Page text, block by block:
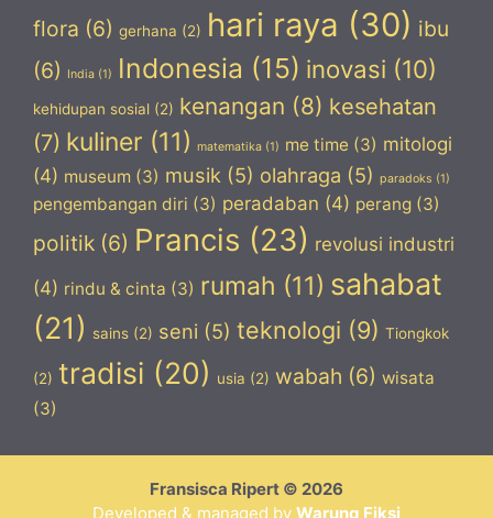
flora (6) gerhana (2) hari raya (30) ibu
(6)
India (1) Indonesia (15) inovasi (10)
kehidupan sosial (2) kenangan (8) kesehatan
(7) kuliner (11) matematika (1) me time (3) mitologi
(4) museum (3) musik (5) olahraga (5) paradoks (1)
pengembangan diri (3) peradaban (4) perang (3)
politik (6) Prancis (23) revolusi industri
(4) rindu & cinta (3) rumah (11) sahabat
(21) sains (2) seni (5) teknologi (9) Tiongkok
(2) tradisi (20) usia (2) wabah (6) wisata
(3)
Fransisca Ripert © 2026
Developed & managed by Warung Fiksi